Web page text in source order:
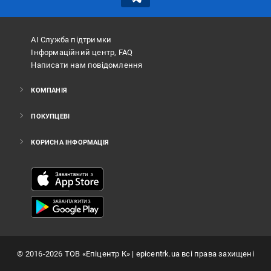
АІ Служба підтримки
Інформаційний центр, FAQ
Написати нам повідомлення
КОМПАНІЯ
ПОКУПЦЕВІ
КОРИСНА ІНФОРМАЦІЯ
© 2016-2026 ТОВ «Епіцентр К»| epicentrk.ua всі права захищені